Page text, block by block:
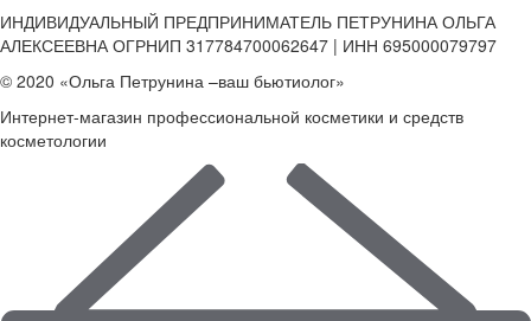
ИНДИВИДУАЛЬНЫЙ ПРЕДПРИНИМАТЕЛЬ ПЕТРУНИНА ОЛЬГА
АЛЕКСЕЕВНА ОГРНИП 317784700062647 | ИНН 695000079797
© 2020 «Ольга Петрунина –ваш бьютиолог»
Интернет-магазин профессиональной косметики и средств
косметологии